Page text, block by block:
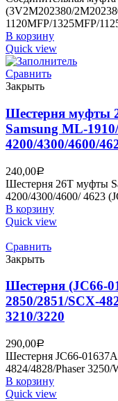
(3V2M202380/
1120MFP/1325MFP/
В корзину
Quick view
Сравнить
Закрыть
Шестерня муфты
Samsung ML-
4200/4300/4600/
240,00Р
Шестерня 26T муфты
4200/4300/4600/ 4623
В корзину
Quick view
Сравнить
Закрыть
Шестерня (JC66-
2850/2851/SCX-
3210/3220
290,00Р
Шестерня JC66-
4824/4828/Phaser 3250/
В корзину
Quick view